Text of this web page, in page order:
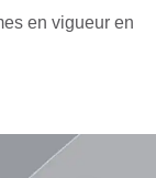
en vigueur en